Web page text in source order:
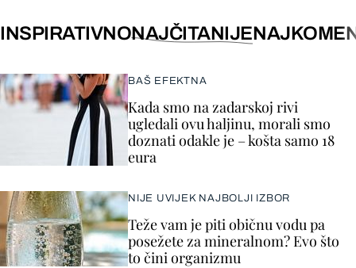
INSPIRATIVNONAJČITANIJE
BAŠ EFEKTNA
Kada smo na zadarskoj rivi
ugledali ovu haljinu, morali smo
doznati odakle je – košta samo 18
eura
NIJE UVIJEK NAJBOLJI IZBOR
Teže vam je piti običnu vodu pa
posežete za mineralnom? Evo što
to čini organizmu